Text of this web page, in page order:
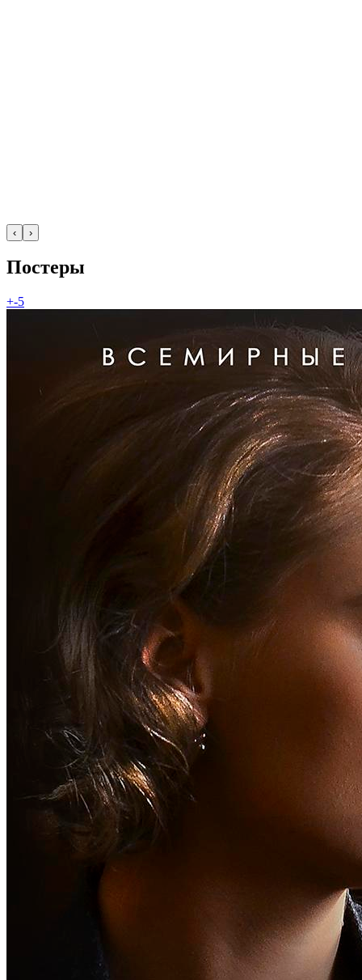
‹ ›
Постеры
+-5